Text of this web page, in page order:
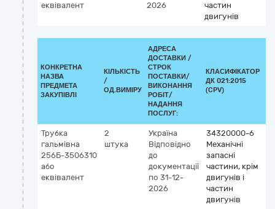
еквівалент
2026
частин
двигунів
КОНКРЕТНА
НАЗВА
ПРЕДМЕТА
ЗАКУПІВЛІ
КІЛЬКІСТЬ
/
ОД.ВИМІРУ
АДРЕСА
ДОСТАВКИ /
СТРОК
ПОСТАВКИ/
ВИКОНАННЯ
РОБІТ/
НАДАННЯ
ПОСЛУГ:
КЛАСИФІКАТОР
ДК 021:2015
(CPV)
Трубка
гальмівна
256Б-3506310
або
еквівалент
2
штука
Україна
Відповідно
до
документації
по 31-12-
2026
34320000-6
Механічні
запасні
частини, крім
двигунів і
частин
двигунів